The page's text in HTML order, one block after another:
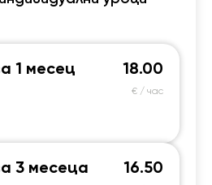
1 месец 18.00
€ / час
3 месеца 16.50